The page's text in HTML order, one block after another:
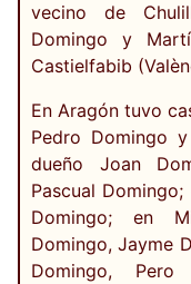
vecino de
Domingo y
Castielfabib
En Aragón tuvo
Pedro Domingo
dueño Joan
Pascual
Domingo; en
Domingo, Jayme
Domingo, Pero